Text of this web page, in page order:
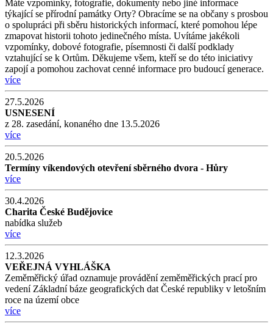
Máte vzpomínky, fotografie, dokumenty nebo jiné informace
týkající se přírodní památky Orty? Obracíme se na občany s prosbou
o spolupráci při sběru historických informací, které pomohou lépe
zmapovat historii tohoto jedinečného místa. Uvítáme jakékoli
vzpomínky, dobové fotografie, písemnosti či další podklady
vztahující se k Ortům. Děkujeme všem, kteří se do této iniciativy
zapojí a pomohou zachovat cenné informace pro budoucí generace.
více
27.5.2026
USNESENÍ
z 28. zasedání, konaného dne 13.5.2026
více
20.5.2026
Termíny víkendových otevření sběrného dvora - Hůry
více
30.4.2026
Charita České Budějovice
nabídka služeb
více
12.3.2026
VEŘEJNÁ VYHLÁŠKA
Zeměměřický úřad oznamuje provádění zeměměřických prací pro
vedení Základní báze geografických dat České republiky v letošním
roce na území obce
více